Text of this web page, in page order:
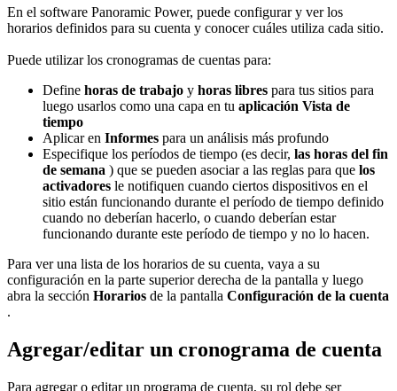
En el software Panoramic Power, puede configurar y ver los
horarios definidos para su cuenta y conocer cuáles utiliza cada sitio.
Puede utilizar los cronogramas de cuentas para:
Define horas de trabajo y horas libres para tus sitios para
luego usarlos como una capa en tu aplicación Vista de
tiempo
Aplicar en Informes para un análisis más profundo
Especifique los períodos de tiempo (es decir, las horas del fin
de semana ) que se pueden asociar a las reglas para que los
activadores le notifiquen cuando ciertos dispositivos en el
sitio están funcionando durante el período de tiempo definido
cuando no deberían hacerlo, o cuando deberían estar
funcionando durante este período de tiempo y no lo hacen.
Para ver una lista de los horarios de su cuenta, vaya a su
configuración en la parte superior derecha de la pantalla y luego
abra la sección Horarios de la pantalla Configuración de la cuenta
.
Agregar/editar un cronograma de cuenta
Para agregar o editar un programa de cuenta, su rol debe ser